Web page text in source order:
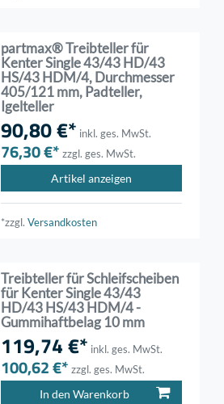
partmax® Treibteller für
Kenter Single 43/43 HD/43
HS/43 HDM/4, Durchmesser
405/121 mm, Padteller,
Igelteller
90,80 €* inkl. ges. MwSt.
76,30 €* zzgl. ges. MwSt.
Artikel anzeigen
*zzgl.Versandkosten
Treibteller für Schleifscheiben
für Kenter Single 43/43
HD/43 HS/43 HDM/4 -
Gummihaftbelag 10 mm
119,74 €* inkl. ges. MwSt.
100,62 €* zzgl. ges. MwSt.
In den Warenkorb